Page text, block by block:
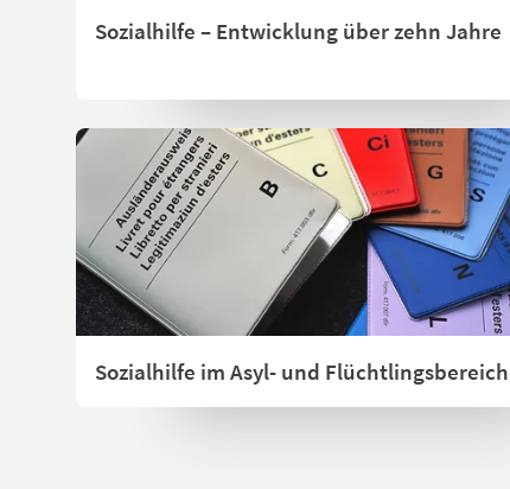
Sozialhilfe – Entwicklung über zehn Jahre
Sozialhilfe im Asyl- und Flüchtlingsbereich